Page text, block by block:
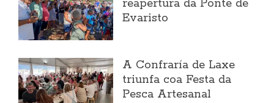
reapertura da Ponte de
Evaristo
A Confraría de Laxe
triunfa coa Festa da
Pesca Artesanal